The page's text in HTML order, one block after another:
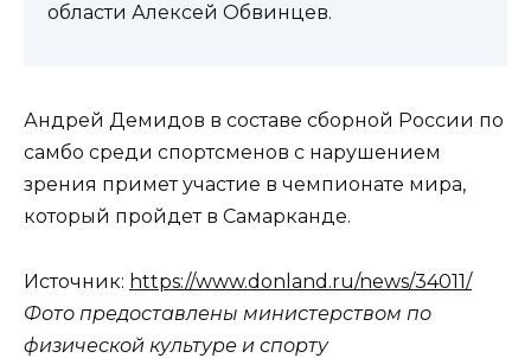
области Алексей Обвинцев.
Андрей Демидов в составе сборной России по
самбо среди спортсменов с нарушением
зрения примет участие в чемпионате мира,
который пройдет в Самарканде.
Источник: https://www.donland.ru/news/34011/
Фото предоставлены министерством по
физической культуре и спорту